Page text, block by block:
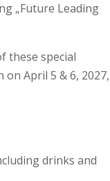
„Future Leading
these special
April 5 & 6, 2027,
drinks and